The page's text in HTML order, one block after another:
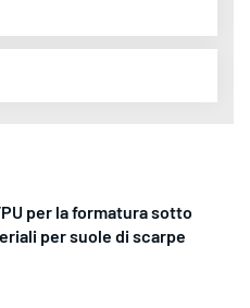
per la formatura sotto
per suole di scarpe